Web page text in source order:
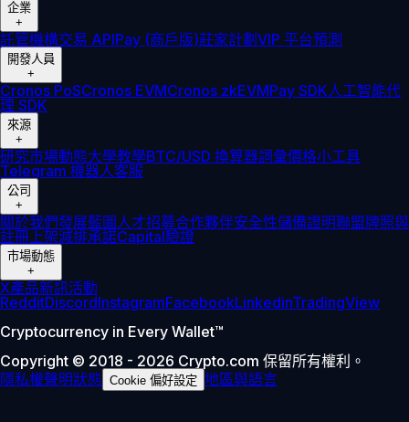
企業
+
託管機構交易 APIPay (商戶版)莊家計劃 VIP 平台預測
開發人員
+
Cronos PoSCronos EVMCronos zkEVMPay SDK人工智能代
理 SDK
來源
+
研究市場動態大學教學BTC/USD 換算器詞彙價格小工具
Telegram 機器人客服
公司
+
關於我們發展藍圖人才招募合作夥伴安全性儲備證明聯盟牌照與
註冊上架減排承諾Capital驗證
市場動態
+
X產品新訊活動
RedditDiscordInstagramFacebookLinkedinTradingView
Cryptocurrency in Every Wallet™
Copyright © 2018 - 2026 Crypto.com 保留所有權利。
隱私權聲明狀態 Cookie 偏好設定 地區與語言